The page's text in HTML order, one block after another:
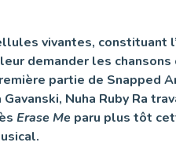
vivantes,
demander les
partie de Snapped
Nuha Ruby Ra
Erase Me paru plus tôt